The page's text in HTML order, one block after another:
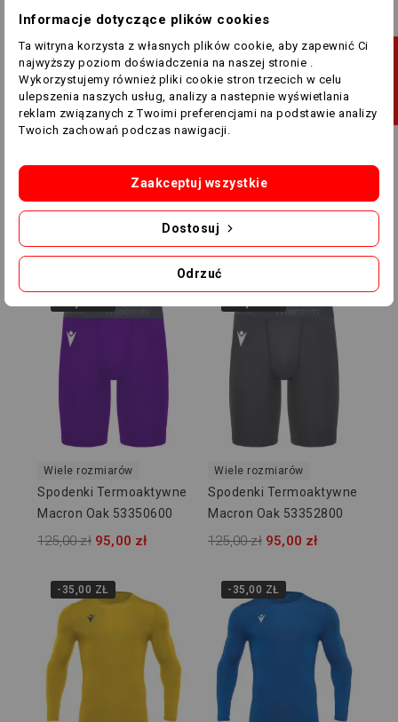
-24,00 ZŁ
Wiele rozmiarów
Fluo Zielone Spodenki
Termoaktywne Macron
Oak 53351600
119,00 zł 95,00 zł
-30,00 ZŁ
Wiele rozmiarów
Spodenki Termoaktywne
Macron Oak 53350100
125,00 zł 95,00 zł
Wiele rozmiarów
Spodenki Termoaktywne
Macron Oak 53350600
125,00 zł 95,00 zł
Wiele rozmiarów
Spodenki Termoaktywne
Macron Oak 53352800
125,00 zł 95,00 zł
-35,00 ZŁ -35,00 ZŁ
Informacje dotyczące plików cookies
Ta witryna korzysta z własnych plików cookie, aby zapewnić Ci
najwyższy poziom doświadczenia na naszej stronie .
Wykorzystujemy również pliki cookie stron trzecich w celu
ulepszenia naszych usług, analizy a nastepnie wyświetlania
reklam związanych z Twoimi preferencjami na podstawie analizy
Twoich zachowań podczas nawigacji.
Odrzuć
Dostosuj
Zaakceptuj wszystkie